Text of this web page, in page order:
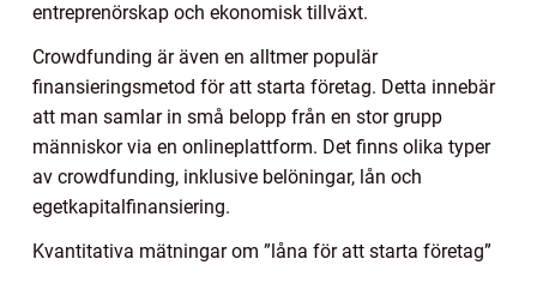
entreprenörskap och ekonomisk tillväxt.
Crowdfunding är även en alltmer populär
finansieringsmetod för att starta företag. Detta innebär
att man samlar in små belopp från en stor grupp
människor via en onlineplattform. Det finns olika typer
av crowdfunding, inklusive belöningar, lån och
egetkapitalfinansiering.
Kvantitativa mätningar om ”låna för att starta företag”